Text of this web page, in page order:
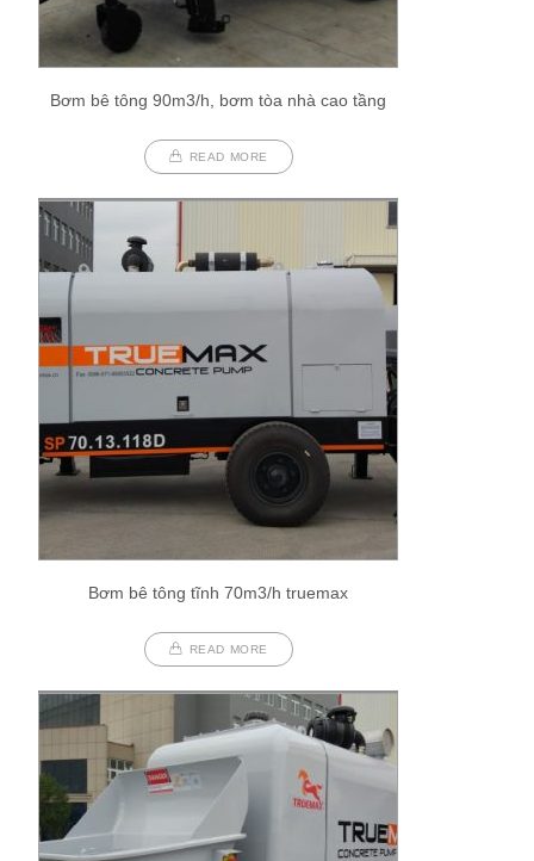
Bơm bê tông 90m3/h, bơm tòa nhà cao tầng
READ MORE
Bơm bê tông tĩnh 70m3/h truemax
READ MORE